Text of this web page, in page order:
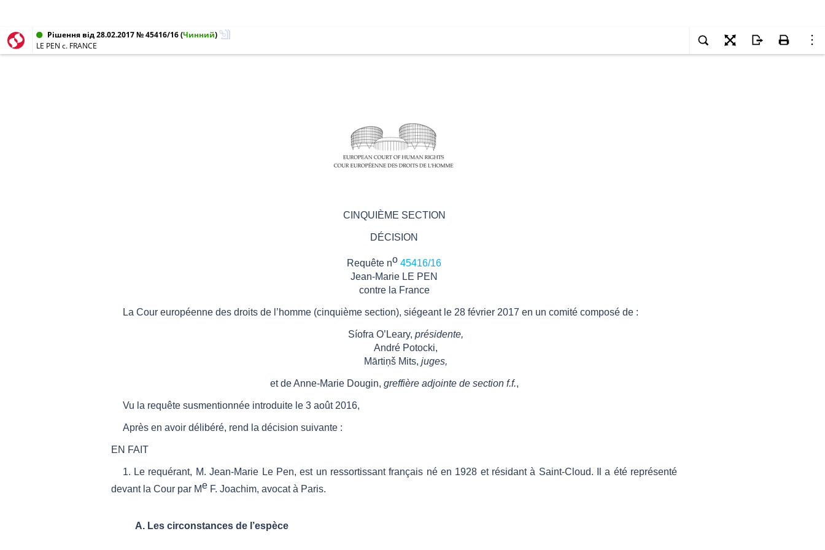
Рішення від 28.02.2017 № 45416/16(Чинний)
LE PEN c. FRANCE
CINQUIÈME SECTION
DÉCISION
Requête no 45416/16
Jean-Marie LE PEN
contre la France
La Cour européenne des droits de l’homme (cinquième section), siégeant le 28 février 2017 en un comité composé de :
Síofra O’Leary, présidente,
André Potocki,
Mārtiņš Mits, juges,
et de Anne-Marie Dougin, greffière adjointe de section f.f.,
Vu la requête susmentionnée introduite le 3 août 2016,
Après en avoir délibéré, rend la décision suivante :
EN FAIT
1. Le requérant, M. Jean-Marie Le Pen, est un ressortissant français né en 1928 et résidant à Saint-Cloud. Il a été représenté
devant la Cour par Me F. Joachim, avocat à Paris.
A. Les circonstances de l’espèce